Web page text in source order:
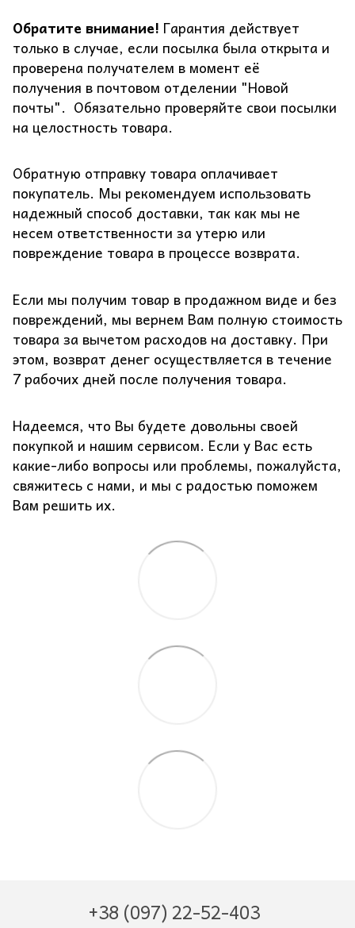
Обратите внимание! Гарантия действует
только в случае, если посылка была открыта и
проверена получателем в момент её
получения в почтовом отделении "Новой
почты". Обязательно проверяйте свои посылки
на целостность товара.
Обратную отправку товара оплачивает
покупатель. Мы рекомендуем использовать
надежный способ доставки, так как мы не
несем ответственности за утерю или
повреждение товара в процессе возврата.
Если мы получим товар в продажном виде и без
повреждений, мы вернем Вам полную стоимость
товара за вычетом расходов на доставку. При
этом, возврат денег осуществляется в течение
7 рабочих дней после получения товара.
Надеемся, что Вы будете довольны своей
покупкой и нашим сервисом. Если у Вас есть
какие-либо вопросы или проблемы, пожалуйста,
свяжитесь с нами, и мы с радостью поможем
Вам решить их.
+38 (097) 22-52-403